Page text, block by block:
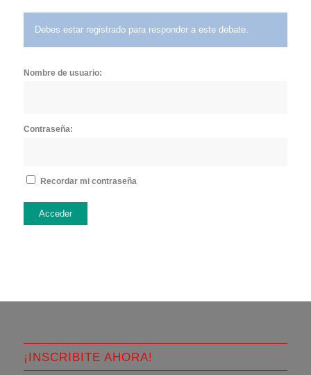
Debes estar registrado para responder a este debate.
Nombre de usuario:
Contraseña:
Recordar mi contraseña
Acceder
¡INSCRIBITE AHORA!